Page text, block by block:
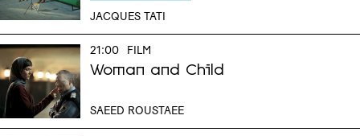
JACQUES TATI
21:00 FILM
Woman and Child
SAEED ROUSTAEE